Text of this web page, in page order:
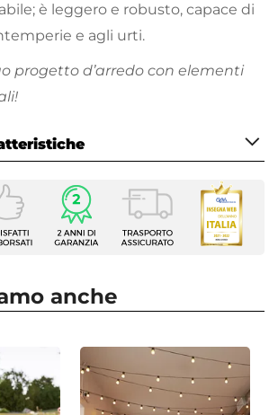
è leggero e robusto, capace di
e agli urti.
progetto d’arredo con elementi
anche